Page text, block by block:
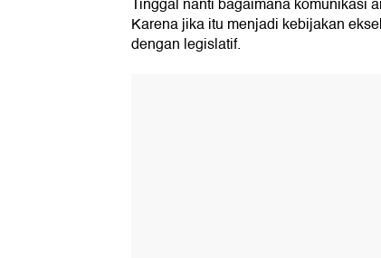
Tinggal nanti bagaimana komunikasi
Karena jika itu menjadi kebijakan
dengan legislatif.